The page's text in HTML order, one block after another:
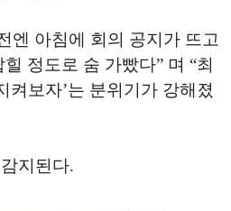
엔 아침에 회의 공지가 뜨고
정도로 숨 가빴다” 며 “최
켜보자’는 분위기가 강해졌
지된다.